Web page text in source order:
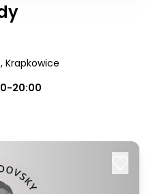
, Krapkowice
20:00